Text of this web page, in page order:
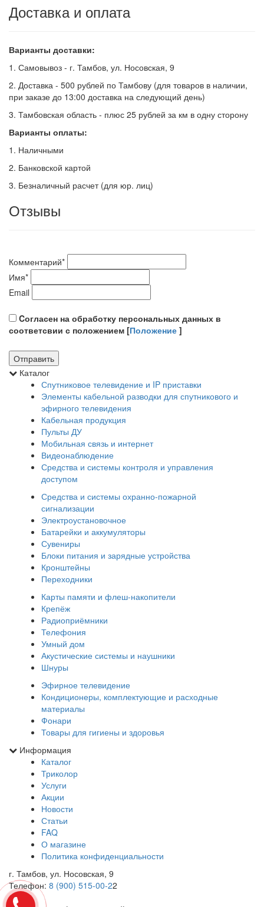
Доставка и оплата
Варианты доставки:
1. Самовывоз - г. Тамбов, ул. Носовская, 9
2. Доставка - 500 рублей по Тамбову (для товаров в наличии,
при заказе до 13:00 доставка на следующий день)
3. Тамбовская область - плюс 25 рублей за км в одну сторону
Варианты оплаты:
1. Наличными
2. Банковской картой
3. Безналичный расчет (для юр. лиц)
Отзывы
Комментарий*
Имя*
Email
Cогласен на обработку персональных данных в
соответсвии с положением [Положение ]
Каталог
Спутниковое телевидение и IP приставки
Элементы кабельной разводки для спутникового и
эфирного телевидения
Кабельная продукция
Пульты ДУ
Мобильная связь и интернет
Видеонаблюдение
Средства и системы контроля и управления
доступом
Средства и системы охранно-пожарной
сигнализации
Электроустановочное
Батарейки и аккумуляторы
Сувениры
Блоки питания и зарядные устройства
Кронштейны
Переходники
Карты памяти и флеш-накопители
Крепёж
Радиоприёмники
Телефония
Умный дом
Акустические системы и наушники
Шнуры
Эфирное телевидение
Кондиционеры, комплектующие и расходные
материалы
Фонари
Товары для гигиены и здоровья
Информация
Каталог
Триколор
Услуги
Акции
Новости
Статьи
FAQ
О магазине
Политика конфиденциальности
г. Тамбов, ул. Носовская, 9
Телефон: 8 (900) 515-00-22